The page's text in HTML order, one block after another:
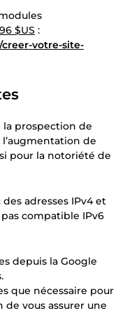
$US :
creer-votre-site-
la prospection de
de
pour la notoriété de
adresses IPv4 et
compatible IPv6
depuis la Google
que nécessaire pour
vous assurer une